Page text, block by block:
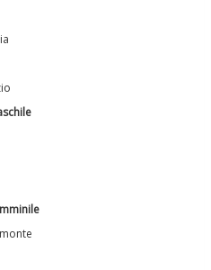
traccia il bilancio della stagione